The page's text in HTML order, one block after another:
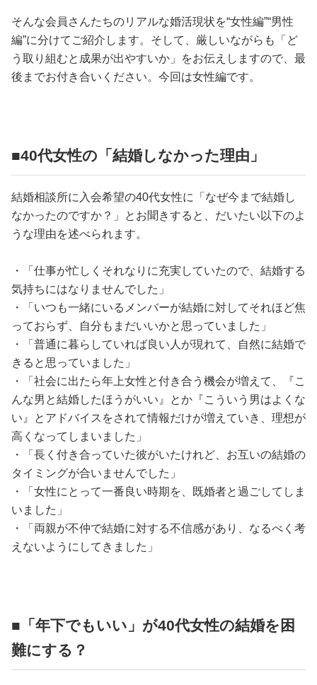
そんな会員さんたちのリアルな婚活現状を“女性編”“男性
編”に分けてご紹介します。そして、厳しいながらも「ど
う取り組むと成果が出やすいか」をお伝えしますので、最
後までお付き合いください。今回は女性編です。
■40代女性の「結婚しなかった理由」
結婚相談所に入会希望の40代女性に「なぜ今まで結婚し
なかったのですか？」とお聞きすると、だいたい以下のよ
うな理由を述べられます。
・「仕事が忙しくそれなりに充実していたので、結婚する
気持ちにはなりませんでした」
・「いつも一緒にいるメンバーが結婚に対してそれほど焦
っておらず、自分もまだいいかと思っていました」
・「普通に暮らしていれば良い人が現れて、自然に結婚で
きると思っていました」
・「社会に出たら年上女性と付き合う機会が増えて、『こ
んな男と結婚したほうがいい』とか『こういう男はよくな
い』とアドバイスをされて情報だけが増えていき、理想が
高くなってしまいました」
・「長く付き合っていた彼がいたけれど、お互いの結婚の
タイミングが合いませんでした」
・「女性にとって一番良い時期を、既婚者と過ごしてしま
いました」
・「両親が不仲で結婚に対する不信感があり、なるべく考
えないようにしてきました」
■「年下でもいい」が40代女性の結婚を困
難にする？